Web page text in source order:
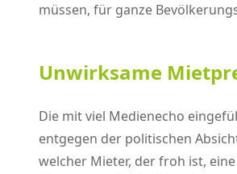
müssen, für ganze
Unwirksame
Die mit viel Medienecho
entgegen der politischen
welcher Mieter, der froh ist,